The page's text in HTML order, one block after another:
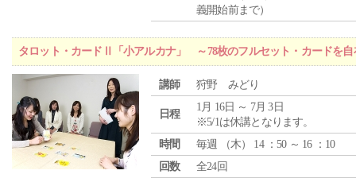
義開始前まで）
タロット・カードⅡ「小アルカナ」 ～78枚のフルセット・カードを自
講師 狩野 みどり
日程
1月 16日 ～ 7月 3日
※5/1は休講となります。
時間
毎週 （木） 14 ：50 ～ 16 ：10
回数
全24回